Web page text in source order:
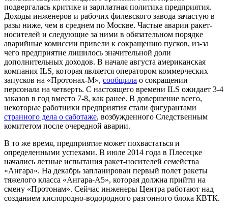
подвергалась критике и зарплатная политика предприятия.
Доходы инженеров и рабочих филевского завода зачастую в
разы ниже, чем в среднем по Москве. Частые аварии ракет-
носителей и следующие за ними в обязательном порядке
аварийные комиссии привели к сокращению пусков, из-за
чего предприятие лишилось значительной доли
дополнительных доходов. В начале августа американская
компания ILS, которая является оператором коммерческих
запусков на «Протонах-М», сообщила о сокращении
персонала на четверть. С настоящего времени ILS ожидает 3-4
заказов в год вместо 7-8, как ранее. В довершение всего,
некоторые работники предприятия стали фигурантами
странного дела о саботаже, возбужденного Следственным
комитетом после очередной аварии.
В то же время, предприятие может похвастаться и
определенными успехами. В июле 2014 года в Плесецке
начались летные испытания ракет-носителей семейства
«Ангара». На декабрь запланирован первый полет ракеты
тяжелого класса «Ангара-А5», которая должна прийти на
смену «Протонам». Сейчас инженеры Центра работают над
созданием кислородно-водородного разгонного блока КВТК.